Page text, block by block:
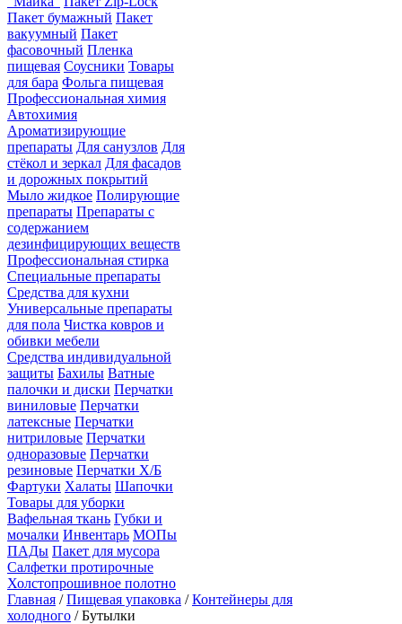
Пакет бумажный Пакет
вакуумный Пакет
фасовочный Пленка
пищевая Соусники Товары
для бара Фольга пищевая
Профессиональная химия
Автохимия
Ароматизирующие
препараты Для санузлов Для
стёкол и зеркал Для фасадов
и дорожных покрытий
Мыло жидкое Полирующие
препараты Препараты с
содержанием
дезинфицирующих веществ
Профессиональная стирка
Специальные препараты
Средства для кухни
Универсальные препараты
для пола Чистка ковров и
обивки мебели
Средства индивидуальной
защиты Бахилы Ватные
палочки и диски Перчатки
виниловые Перчатки
латексные Перчатки
нитриловые Перчатки
одноразовые Перчатки
резиновые Перчатки Х/Б
Фартуки Халаты Шапочки
Товары для уборки
Вафельная ткань Губки и
мочалки Инвентарь МОПы
ПАДы Пакет для мусора
Салфетки протирочные
Холстопрошивное полотно
Главная /Пищевая упаковка /Контейнеры для
холодного / Бутылки